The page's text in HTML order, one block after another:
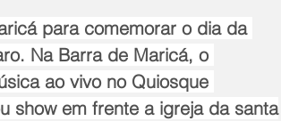
para comemorar o dia da
Na Barra de Maricá, o
ao vivo no Quiosque
show em frente a igreja da santa